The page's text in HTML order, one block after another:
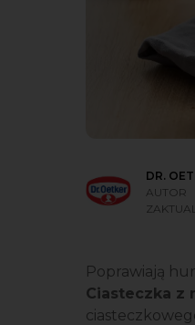
DR.
AUTOR
Poprawiają
Ciasteczka z